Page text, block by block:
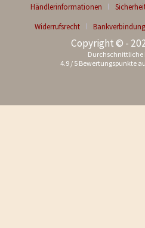
Händlerinformationen
Widerrufsrecht
Bankverbindung
Copyright © -
Durchschnittliche
4.9 / 5 Bewertungspunkte